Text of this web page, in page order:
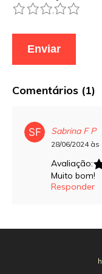
5
4
3
2
Comentários (1)
Sabrina F P
28/06/2024 às
Avaliação:
Muito bom!
Responder